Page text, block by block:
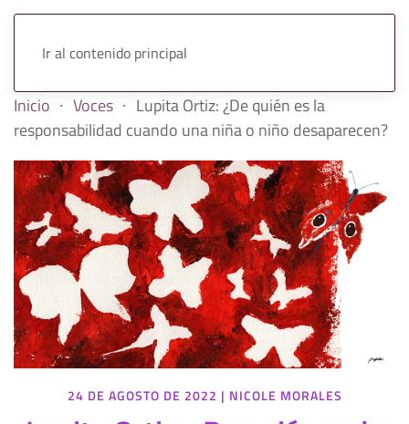
Ir al contenido principal
Inicio Voces
Lupita Ortiz: ¿De quién es la
responsabilidad cuando una niña o niño desaparecen?
24 DE AGOSTO DE 2022 | NICOLE MORALES